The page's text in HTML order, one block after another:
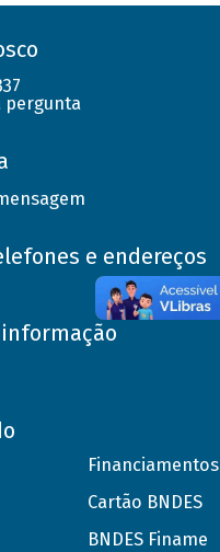
pergunta
e endereços
informação
Financiamentos
Cartão BNDES
BNDES Finame